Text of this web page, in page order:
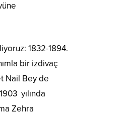
1832-1894.
bir izdivaç
Nail Bey de
yılında
Zehra